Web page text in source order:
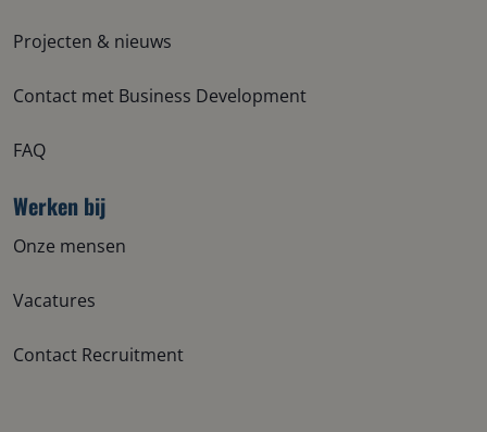
Projecten & nieuws
Contact met Business Development
FAQ
Werken bij
Onze mensen
Vacatures
Contact Recruitment